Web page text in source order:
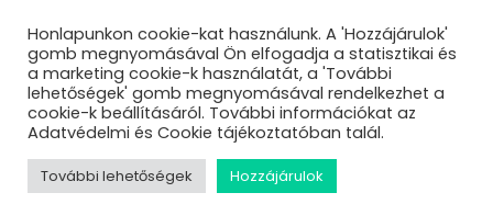
Adatvédelmi Tájékoztatóban
és az Általános Szerződési
Feltételekben foglalt
tevékenységét ellássa.
Honlapunkon cookie-kat használunk. A 'Hozzájárulok'
gomb megnyomásával Ön elfogadja a statisztikai és
a marketing cookie-k használatát, a 'További
lehetőségek' gomb megnyomásával rendelkezhet a
cookie-k beállításáról. További információkat az
Adatvédelmi és Cookie tájékoztatóban talál.
További lehetőségek Hozzájárulok